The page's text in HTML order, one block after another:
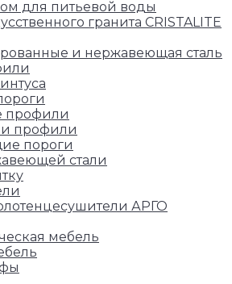
для питьевой воды
гранита CRISTALITE
и нержавеющая сталь
профили
профили
пороги
стали
АРГО
мебель